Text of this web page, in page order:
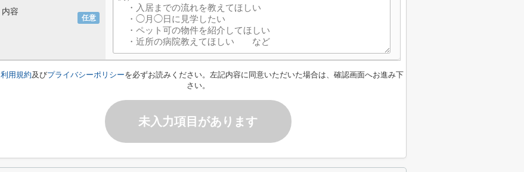
任意
内容
利用規約及びプライバシーポリシーを必ずお読みください。左記内容に同意いただいた場合は、確認画面へお進み下
さい。
未入力項目があります